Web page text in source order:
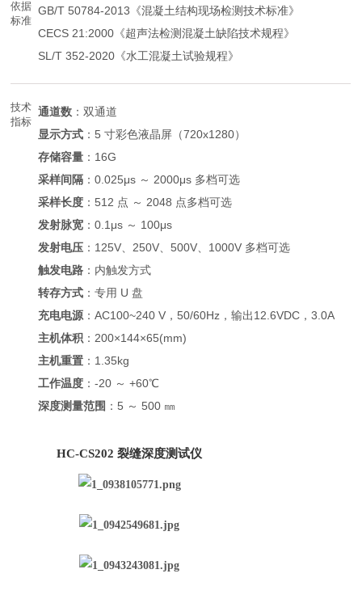
依据
标准
GB/T 50784-2013《混凝土结构现场检测技术标准》
CECS 21:2000《超声法检测混凝土缺陷技术规程》
SL/T 352-2020《水工混凝土试验规程》
技术
指标
通道数 ：双通道
显示方式 ：5 寸彩色液晶屏（720x1280）
存储容量 ：16G
采样间隔 ：0.025μs ～ 2000μs 多档可选
采样长度 ：512 点 ～ 2048 点多档可选
发射脉宽 ：0.1μs ～ 100μs
发射电压 ：125V、250V、500V、1000V 多档可选
触发电路 ：内触发方式
转存方式 ：专用 U 盘
充电电源 ：AC100~240 V，50/60Hz，输出12.6VDC，3.0A
主机体积 ：200×144×65(mm)
主机重置 ：1.35kg
工作温度 ：-20 ～ +60℃
深度测量范围 ：5 ～ 500 ㎜
HC-CS202 裂缝深度测试仪